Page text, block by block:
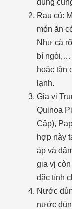
dùng
Rau củ:
món ăn
Như cà
bí ngòi,…
hoặc tận
lạnh.
Gia vị
Quinoa
Cập),
hợp này
áp và
gia vị
đặc tính
Nước
nước